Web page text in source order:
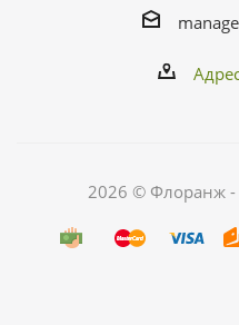
2026 © Флоранж -